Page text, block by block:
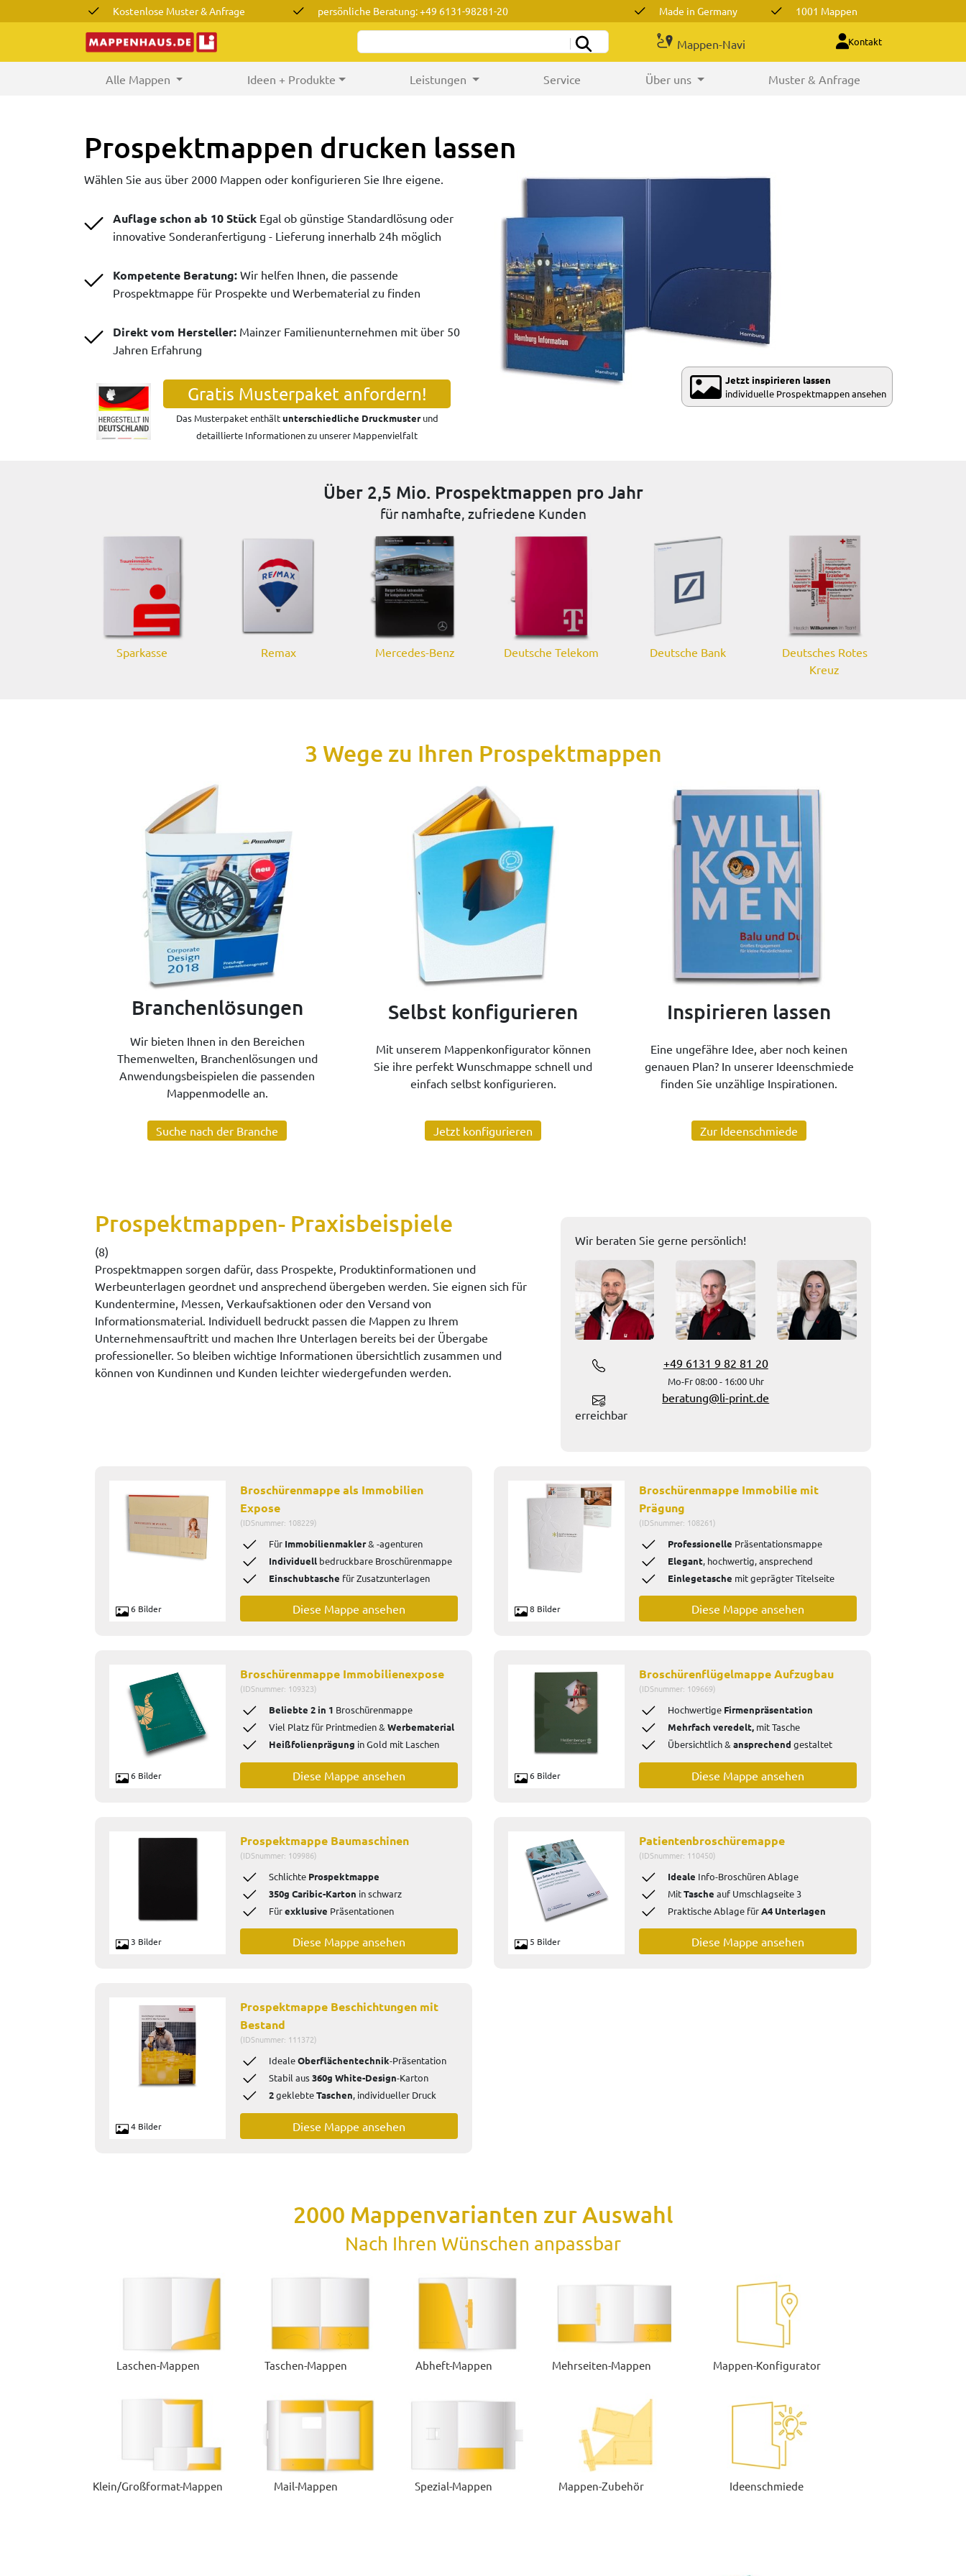
Kostenlose Muster & Anfrage persönliche Beratung: +49 6131-98281-20 Made in Germany 1001 Mappen
Mappen-Navi Kontakt
Alle Mappen (current) Ideen + Produkte Leistungen Service Über uns Muster & Anfrage
Prospektmappen drucken lassen
Wählen Sie aus über 2000 Mappen oder konfigurieren Sie Ihre eigene.
Auflage schon ab 10 Stück Egal ob günstige Standardlösung oder
innovative Sonderanfertigung - Lieferung innerhalb 24h möglich
Kompetente Beratung: Wir helfen Ihnen, die passende
Prospektmappe für Prospekte und Werbematerial zu finden
Direkt vom Hersteller: Mainzer Familienunternehmen mit über 50
Jahren Erfahrung
Gratis Musterpaket anfordern!
Das Musterpaket enthältunterschiedliche Druckmusterund
detaillierte Informationen zu unserer Mappenvielfalt
Jetzt inspirieren lassen
individuelle Prospektmappen ansehen
Über 2,5 Mio. Prospektmappen pro Jahr
für namhafte, zufriedene Kunden
Sparkasse Remax Mercedes-Benz Deutsche Telekom Deutsche Bank
Deutsches Rotes
Kreuz
3 Wege zu Ihren Prospektmappen
Branchenlösungen
Wir bieten Ihnen in den Bereichen
Themenwelten, Branchenlösungen und
Anwendungsbeispielen die passenden
Mappenmodelle an.
Suche nach der Branche
Selbst konfigurieren
Mit unserem Mappenkonfigurator können
Sie ihre perfekt Wunschmappe schnell und
einfach selbst konfigurieren.
Jetzt konfigurieren
Inspirieren lassen
Eine ungefähre Idee, aber noch keinen
genauen Plan? In unserer Ideenschmiede
finden Sie unzählige Inspirationen.
Zur Ideenschmiede
Prospektmappen- Praxisbeispiele
(8)
Prospektmappen sorgen dafür, dass Prospekte, Produktinformationen und
Werbeunterlagen geordnet und ansprechend übergeben werden. Sie eignen sich für
Kundentermine, Messen, Verkaufsaktionen oder den Versand von
Informationsmaterial. Individuell bedruckt passen die Mappen zu Ihrem
Unternehmensauftritt und machen Ihre Unterlagen bereits bei der Übergabe
professioneller. So bleiben wichtige Informationen übersichtlich zusammen und
können von Kundinnen und Kunden leichter wiedergefunden werden.
Wir beraten Sie gerne persönlich!
+49 6131 9 82 81 20
Mo-Fr 08:00 - 16:00 Uhr
beratung@li-print.de
erreichbar
6 Bilder
Broschürenmappe als Immobilien
Expose
(IDSnummer: 108229)
Für Immobilienmakler& -agenturen
Individuellbedruckbare Broschürenmappe
Einschubtasche für Zusatzunterlagen
Diese Mappe ansehen 8 Bilder
Broschürenmappe Immobilie mit
Prägung
(IDSnummer: 108261)
Professionelle Präsentationsmappe
Elegant, hochwertig, ansprechend
Einlegetasche mit geprägter Titelseite
Diese Mappe ansehen
6 Bilder
Broschürenmappe Immobilienexpose
(IDSnummer: 109323)
Beliebte 2 in 1 Broschürenmappe
Viel Platz für Printmedien &Werbematerial
Heißfolienprägung in Gold mit Laschen
Diese Mappe ansehen 6 Bilder
Broschürenflügelmappe Aufzugbau
(IDSnummer: 109669)
HochwertigeFirmenpräsentation
Mehrfach veredelt,mit Tasche
Übersichtlich &ansprechend gestaltet
Diese Mappe ansehen
3 Bilder
Prospektmappe Baumaschinen
(IDSnummer: 109986)
Schlichte Prospektmappe
350g Caribic-Karton in schwarz
Fürexklusive Präsentationen
Diese Mappe ansehen 5 Bilder
Patientenbroschüremappe
(IDSnummer: 110450)
Ideale Info-Broschüren Ablage
MitTasche auf Umschlagseite 3
Praktische Ablage fürA4 Unterlagen
Diese Mappe ansehen
4 Bilder
Prospektmappe Beschichtungen mit
Bestand
(IDSnummer: 111372)
IdealeOberflächentechnik-Präsentation
Stabil aus360g White-Design-Karton
2geklebteTaschen, individueller Druck
Diese Mappe ansehen
2000 Mappenvarianten zur Auswahl
Nach Ihren Wünschen anpassbar
Laschen-Mappen Taschen-Mappen Abheft-Mappen Mehrseiten-Mappen
Klein/Großformat-Mappen Mail-Mappen Spezial-Mappen Mappen-Zubehör
Mappen-Konfigurator
Ideenschmiede